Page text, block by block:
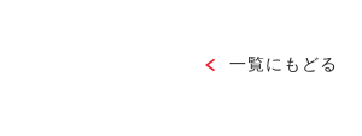
一覧にもどる